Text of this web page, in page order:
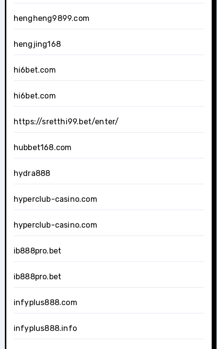
hengheng9899.com
hengjing168
hi6bet.com
hi6bet.com
https://sretthi99.bet/enter/
hubbet168.com
hydra888
hyperclub-casino.com
hyperclub-casino.com
ib888pro.bet
ib888pro.bet
infyplus888.com
infyplus888.info